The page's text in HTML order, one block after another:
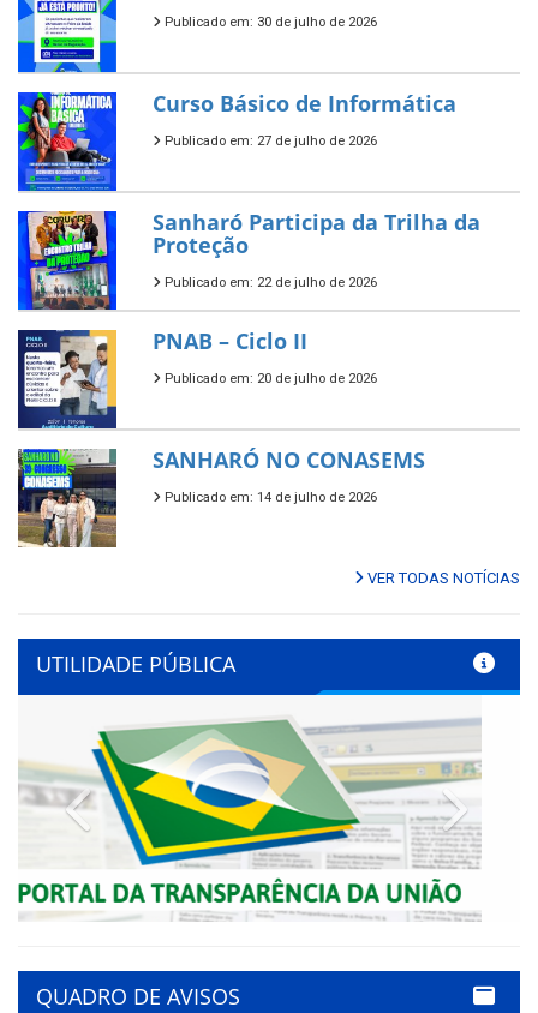
Publicado em: 30 de julho de 2026
Curso Básico de Informática
Publicado em: 27 de julho de 2026
Sanharó Participa da Trilha da
Proteção
Publicado em: 22 de julho de 2026
PNAB – Ciclo II
Publicado em: 20 de julho de 2026
SANHARÓ NO CONASEMS
Publicado em: 14 de julho de 2026
VER TODAS NOTÍCIAS
UTILIDADE PÚBLICA
Previous
QUADRO DE AVISOS